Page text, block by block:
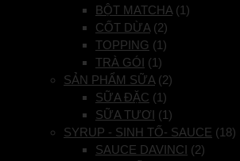
BỘT MATCHA (1)
CỐT DỪA (2)
TOPPING (1)
TRÀ GÓI (1)
SẢN PHẨM SỮA (2)
SỮA ĐẶC (1)
SỮA TƯƠI (1)
SYRUP - SINH TỐ- SAUCE (18)
SAUCE DAVINCI (2)